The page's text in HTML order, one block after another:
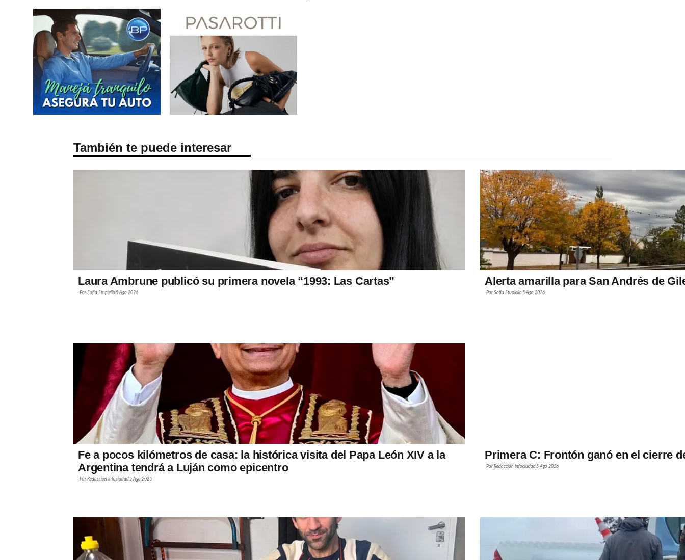
También te puede interesar
Laura Ambrune publicó su primera novela “1993: Las Cartas”
Por Sofía Stupiello5 Ago 2026
Alerta amarilla para San Andrés de
Por Sofía Stupiello5 Ago 2026
Fe a pocos kilómetros de casa: la histórica visita del Papa León XIV a la
Argentina tendrá a Luján como epicentro
Por Redacción Infociudad5 Ago 2026
Primera C: Frontón ganó en el cierre
Por Redacción Infociudad5 Ago 2026